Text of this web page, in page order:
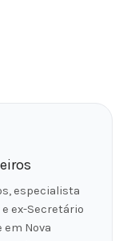
especialista
ex-Secretário
em Nova